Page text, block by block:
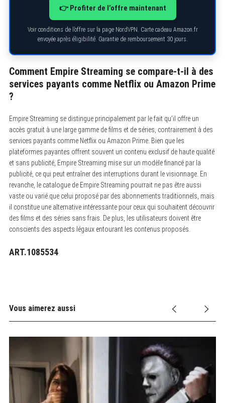
👉 Profiter de l’offre maintenant
Voir conditions de l’offre sur la page NordVPN. Carte cadeau Amazon.fr
envoyée après éligibilité. Garantie de remboursement 30 jours.
Comment Empire Streaming se compare-t-il à des
services payants comme Netflix ou Amazon Prime
?
Empire Streaming se distingue principalement par le fait qu’il offre un
accès gratuit à une large gamme de films et de séries, contrairement à des
services payants comme Netflix ou Amazon Prime. Bien que les
plateformes payantes offrent souvent un contenu exclusif de haute qualité
et sans publicité, Empire Streaming mise sur un modèle financé par la
publicité, ce qui peut entraîner des interruptions durant le visionnage. En
revanche, le catalogue de Empire Streaming pourrait ne pas être aussi
vaste ou varié que celui proposé par des abonnements traditionnels, mais
il constitue une alternative intéressante pour ceux qui souhaitent découvrir
des films et des séries sans frais. De plus, les utilisateurs doivent être
conscients des aspects légaux entourant les contenus proposés.
ART.1085534
Vous aimerez aussi